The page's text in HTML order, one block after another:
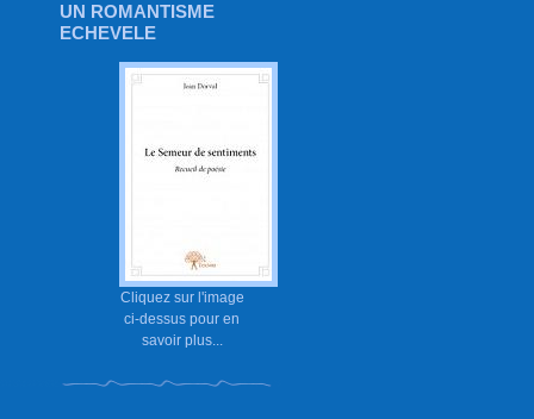
UN ROMANTISME
ECHEVELE
Cliquez sur l'image
ci-dessus pour en
savoir plus...